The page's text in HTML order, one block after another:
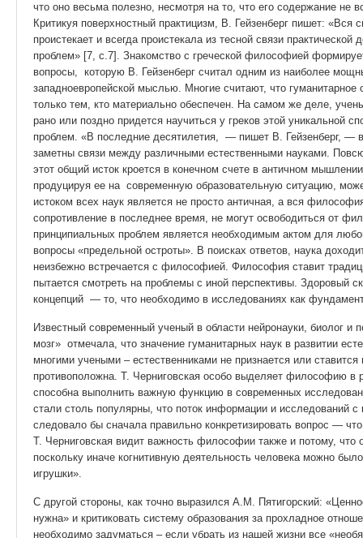
что оно весьма полезно, несмотря на то, что его содержание не
Критикуя поверхностный практицизм, В. Гейзенберг пишет: «Вся
проистекает и всегда проистекала из тесной связи
проблем» [7, с.7]. Знакомство с греческой философией
вопросы, которую В. Гейзенберг считал одним из наиболее
западноевропейской мыслью. Многие считают, что гуманитарное
только тем, кто материально обеспечен. На самом же деле,
рано или поздно придется научиться у греков этой уникальной
проблем. «В последние десятилетия, — пишет В. Гейзенберг, —
заметны связи между различными естественными науками.
этот общий исток кроется в конечном счете в античном
продуцируя ее на современную образовательную ситуацию,
истоком всех наук является не просто античная, а вся
сопротивление в последнее время, не могут освободиться от
принципиальных проблем является необходимым актом для
вопросы «предельной остроты». В поисках ответов, наука
неизбежно встречается с философией. Философия ставит
пытается смотреть на проблемы с иной перспективы. Здоровый
концепций — то, что необходимо в исследованиях как
Известный современный ученый в области нейронауки, биолог и
мозг» отмечала, что значение гуманитарных наук в развитии
многими учеными – естественниками не признается или
противоположна. Т. Черниговская особо выделяет философию в
способна выполнить важную функцию в современных
стали столь популярны, что поток информации и исследований
следовало бы сначала правильно конкретизировать вопрос —
Т. Черниговская видит важность философии также и потому,
поскольку иначе когнитивную деятельность человека можно
игрушки».
С другой стороны, как точно выразился А.М. Пятигорский:
нужна» и критиковать систему образования за прохладное
необходимо задуматься – если убрать из нашей жизни все